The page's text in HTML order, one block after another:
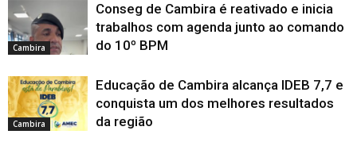
Cambira
Conseg de Cambira é reativado e inicia
trabalhos com agenda junto ao comando
do 10º BPM
Cambira
Educação de Cambira alcança IDEB 7,7 e
conquista um dos melhores resultados
da região